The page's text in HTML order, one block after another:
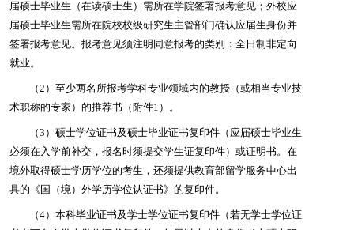
届硕士毕业生（在读硕士生）需所在学院签署报考意见；外校应
届硕士毕业生需所在院校校级研究生主管部门确认应届生身份并
签署报考意见。 报考意见须注明同意报考的类别： 全日制非定向
就业。
（2）至少两名所报考学科专业领域内的教授（或相当专业技
术职称的专家）的推荐书（附件1）。
（3）硕士学位证书及硕士毕业证书复印件（应届硕士毕业生
必须在入学前补交，报名时须提交学生证复印件）或证明书。在
境外取得硕士学历学位的考生，还须提供教育部留学服务中心出
具的《国（境）外学历学位认证书》的复印件。
（4）本科毕业证书及学士学位证书复印件（若无学士学位证